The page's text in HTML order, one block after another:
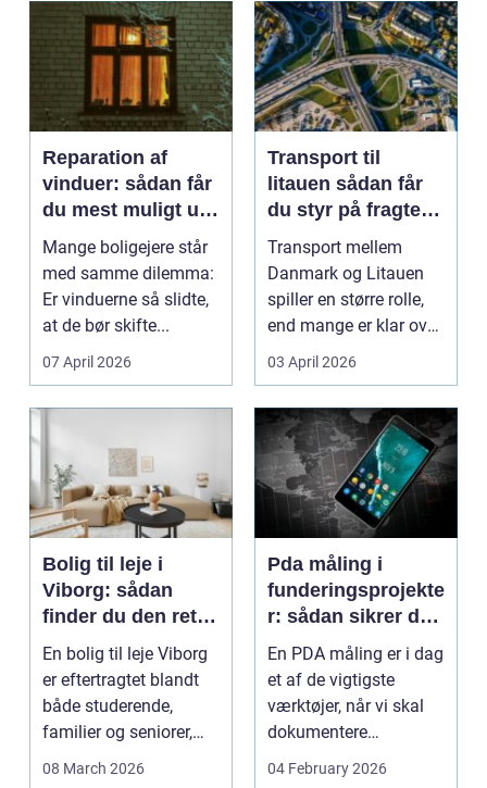
Reparation af
vinduer: sådan får
du mest muligt ud
af dine gamle
vinduer
Mange boligejere står
med samme dilemma:
Er vinduerne så slidte,
at de bør skifte...
07 April 2026
Transport til
litauen sådan får
du styr på fragten
til baltikum
Transport mellem
Danmark og Litauen
spiller en større rolle,
end mange er klar over.
Litauen er et n...
03 April 2026
Bolig til leje i
Viborg: sådan
finder du den rette
lejlighed
En bolig til leje Viborg
er eftertragtet blandt
både studerende,
familier og seniorer,
fordi b...
08 March 2026
Pda måling i
funderingsprojekte
r: sådan sikrer du
dokumenteret
bæreevne
En PDA måling er i dag
et af de vigtigste
værktøjer, når vi skal
dokumentere
bæreevnen af pæle til
04 February 2026